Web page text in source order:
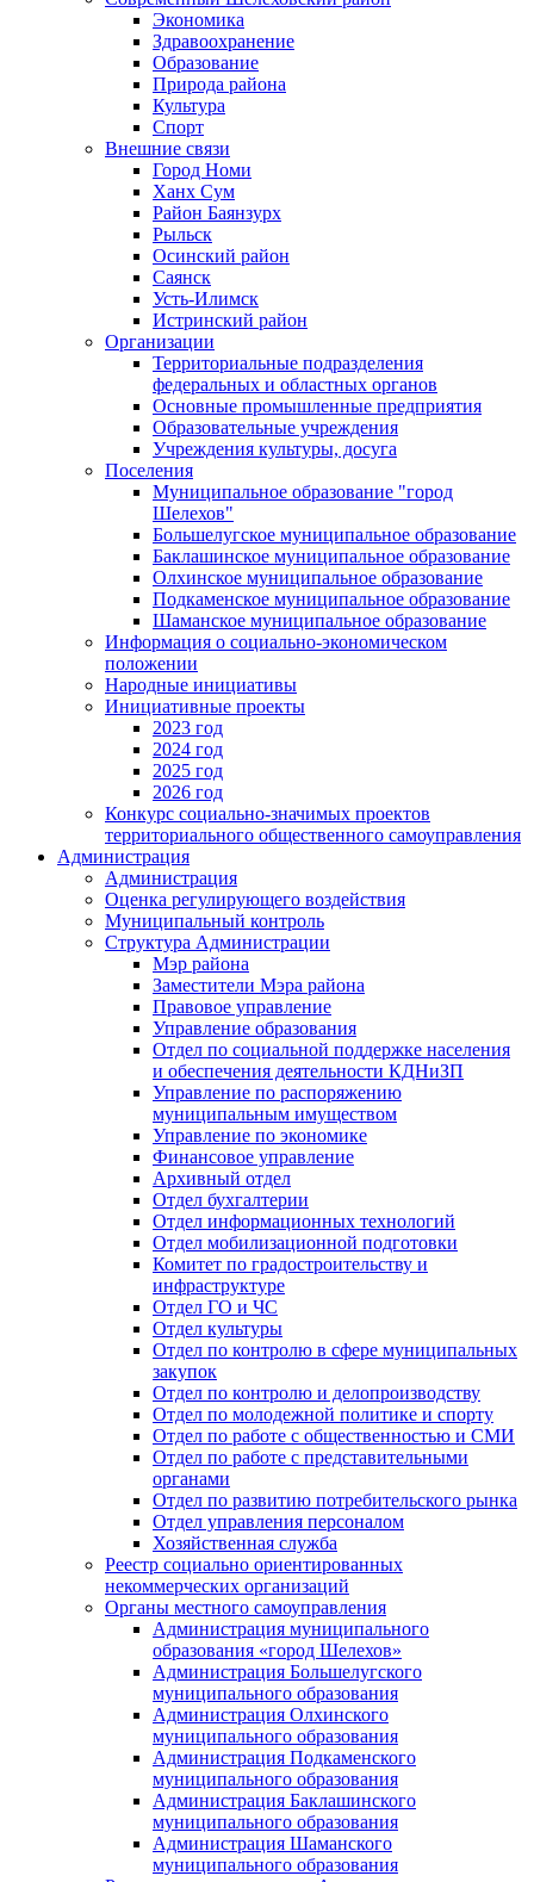
Экономика
Здравоохранение
Образование
Природа района
Культура
Спорт
Внешние связи
Город Номи
Ханх Сум
Район Баянзурх
Рыльск
Осинский район
Саянск
Усть-Илимск
Истринский район
Организации
Территориальные подразделения
федеральных и областных органов
Основные промышленные предприятия
Образовательные учреждения
Учреждения культуры, досуга
Поселения
Муниципальное образование "город
Шелехов"
Большелугское муниципальное образование
Баклашинское муниципальное образование
Олхинское муниципальное образование
Подкаменское муниципальное образование
Шаманское муниципальное образование
Информация о социально-экономическом
положении
Народные инициативы
Инициативные проекты
2023 год
2024 год
2025 год
2026 год
Конкурс социально-значимых проектов
территориального общественного самоуправления
Администрация
Администрация
Оценка регулирующего воздействия
Муниципальный контроль
Структура Администрации
Мэр района
Заместители Мэра района
Правовое управление
Управление образования
Отдел по социальной поддержке населения
и обеспечения деятельности КДНиЗП
Управление по распоряжению
муниципальным имуществом
Управление по экономике
Финансовое управление
Архивный отдел
Отдел бухгалтерии
Отдел информационных технологий
Отдел мобилизационной подготовки
Комитет по градостроительству и
инфраструктуре
Отдел ГО и ЧС
Отдел культуры
Отдел по контролю в сфере муниципальных
закупок
Отдел по контролю и делопроизводству
Отдел по молодежной политике и спорту
Отдел по работе с общественностью и СМИ
Отдел по работе с представительными
органами
Отдел по развитию потребительского рынка
Отдел управления персоналом
Хозяйственная служба
Реестр социально ориентированных
некоммерческих организаций
Органы местного самоуправления
Администрация муниципального
образования «город Шелехов»
Администрация Большелугского
муниципального образования
Администрация Олхинского
муниципального образования
Администрация Подкаменского
муниципального образования
Администрация Баклашинского
муниципального образования
Администрация Шаманского
муниципального образования